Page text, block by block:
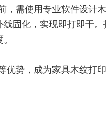
，需使用专业软件设计
固化，实现即打即干
优势，成为家具木纹打